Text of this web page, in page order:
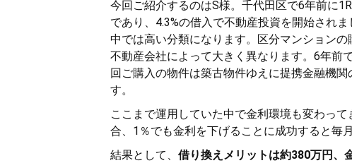
今回ご紹介するのはS様。千代田区で6年前に
であり、4.3%の借入で不動産投資を開始され
中では高い分類になります。区分マンション
不動産会社によって大きく異なります。6年前
回ご購入の物件は築古物件ゆえに提携金融機
す。
ここまで運用していた中で金利環境も変わっ
合、1％でも金利を下げることに成功すると毎
結果として、 借り換えメリットは約380万円、